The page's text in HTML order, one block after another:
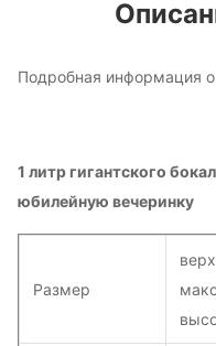
Подробная информация
1 литр гигантского
юбилейную вечеринку
Размер